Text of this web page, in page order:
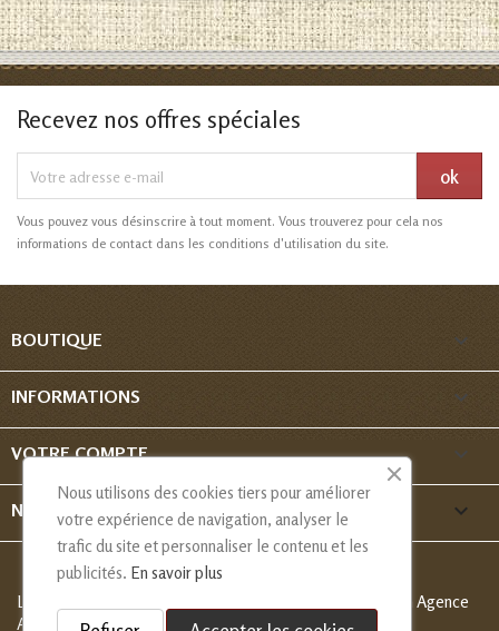
Recevez nos offres spéciales
Vous pouvez vous désinscrire à tout moment. Vous trouverez pour cela nos
informations de contact dans les conditions d'utilisation du site.
BOUTIQUE 
INFORMATIONS 
VOTRE COMPTE 
NOUS CONTACTER keyboard_arrow_down
Les Créations de Nadia - Copyright
© 2013-2026 - Création Agence
Alcaweb
Nous utilisons des cookies tiers pour améliorer
votre expérience de navigation, analyser le
trafic du site et personnaliser le contenu et les
publicités. En savoir plus